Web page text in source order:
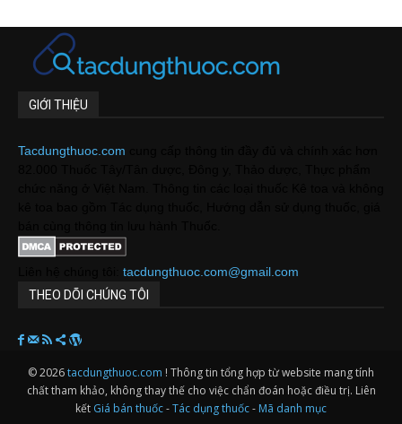
GIỚI THIỆU
Tacdungthuoc.com
tacdungthuoc.com@gmail.com
THEO DÕI CHÚNG TÔI
© 2026tacdungthuoc.com ! Thông tin tổng hợp từ website mang tính
chất tham khảo, không thay thế cho việc chẩn đoán hoặc điều trị. Liên
kết Giá bán thuốc-Tác dụng thuốc- Mã danh mục